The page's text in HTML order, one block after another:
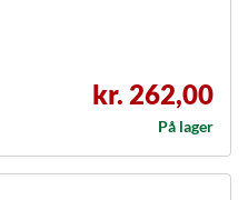
kr. 262,00
På lager